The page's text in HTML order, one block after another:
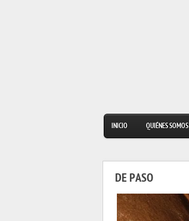
INICIO QUIÉNES SOMOS
DE PASO